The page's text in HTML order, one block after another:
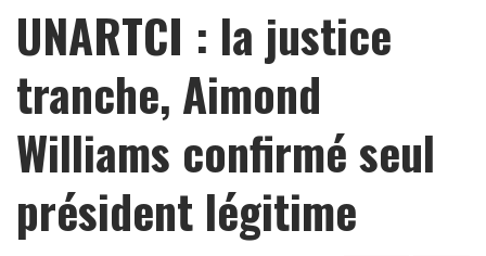
UNARTCI : la justice
tranche, Aimond
Williams confirmé seul
président légitime